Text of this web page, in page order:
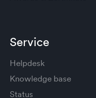
Service
Helpdesk
Knowledge base
Status